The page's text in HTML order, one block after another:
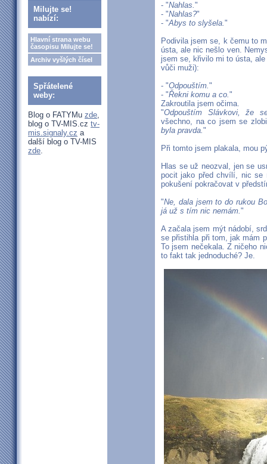
Milujte se!
nabízí:
Hlavní strana webu
časopisu Milujte se!
Archiv vyšlých čísel
Spřátelené
weby:
Blog o FATYMu zde,
blog o TV-MIS.cz tv-
mis.signaly.cz a
další blog o TV-MIS
zde.
- "Nahlas."
- "Nahlas?"
- "Abys to slyšela."
Podivila jsem se, k čemu to
ústa, ale nic nešlo ven.
jsem se, křivilo mi to ústa,
vůči muži):
- "Odpouštím."
- "Řekni komu a co."
Zakroutila jsem očima.
"Odpouštím Slávkovi, že
všechno, na co jsem se
byla pravda."
Při tomto jsem plakala, mou
Hlas se už neozval, jen se
pocit jako před chvílí, nic se
pokušení pokračovat v
"Ne, dala jsem to do rukou
já už s tím nic nemám."
A začala jsem mýt nádobí,
se přistihla při tom, jak mám
To jsem nečekala. Z ničeho
to fakt tak jednoduché? Je.